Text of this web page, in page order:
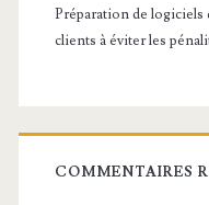
Préparation de logiciels
clients à éviter les
COMMENTAIRES